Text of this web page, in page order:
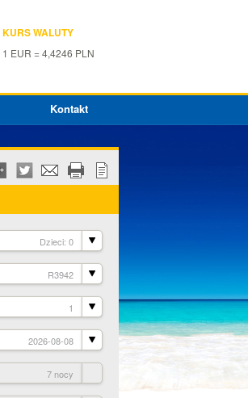
KURS WALUTY
1 EUR = 4,4246 PLN
Kontakt
Dzieci: 0
R3942
1
2026-08-08
7 nocy